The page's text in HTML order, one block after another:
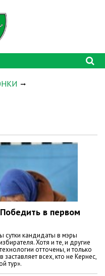
в первом
кандидаты в мэры
Хотя и те, и другие
отточены, и только
всех, кто не Кернес,
тур».